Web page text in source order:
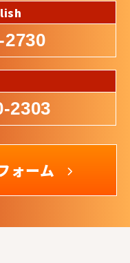
2730
2303
ォーム